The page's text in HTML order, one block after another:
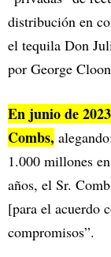
distribución en
el tequila Don
por George
En junio de
Combs,
1.000 millones
años, el Sr.
[para el acuerdo
compromisos”.